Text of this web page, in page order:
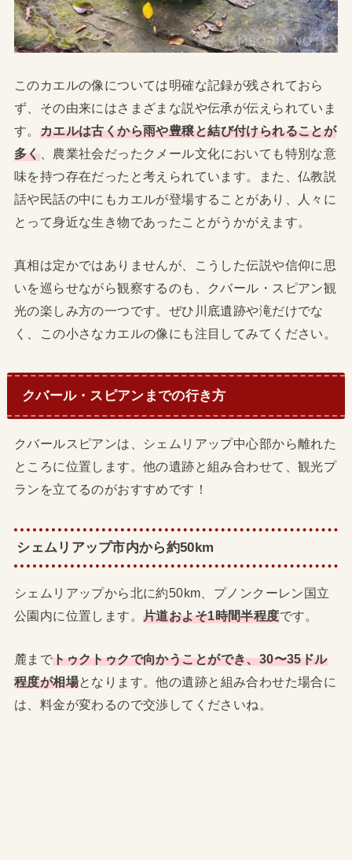
このカエルの像については明確な記録が残されておら
ず、その由来にはさまざまな説や伝承が伝えられていま
す。 カエルは古くから雨や豊穣と結び付けられることが
多く、農業社会だったクメール文化においても特別な意
味を持つ存在だったと考えられています。また、仏教説
話や民話の中にもカエルが登場することがあり、人々に
とって身近な生き物であったことがうかがえます。
真相は定かではありませんが、こうした伝説や信仰に思
いを巡らせながら観察するのも、クバール・スピアン観
光の楽しみ方の一つです。ぜひ川底遺跡や滝だけでな
く、この小さなカエルの像にも注目してみてください。
クバール・スピアンまでの行き方
クバールスピアンは、シェムリアップ中心部から離れた
ところに位置します。他の遺跡と組み合わせて、観光プ
ランを立てるのがおすすめです！
シェムリアップ市内から約50km
シェムリアップから北に約50km、プノンクーレン国立
公園内に位置します。片道およそ1時間半程度です。
麓までトゥクトゥクで向かうことができ、30〜35ドル
程度が相場となります。他の遺跡と組み合わせた場合に
は、料金が変わるので交渉してくださいね。